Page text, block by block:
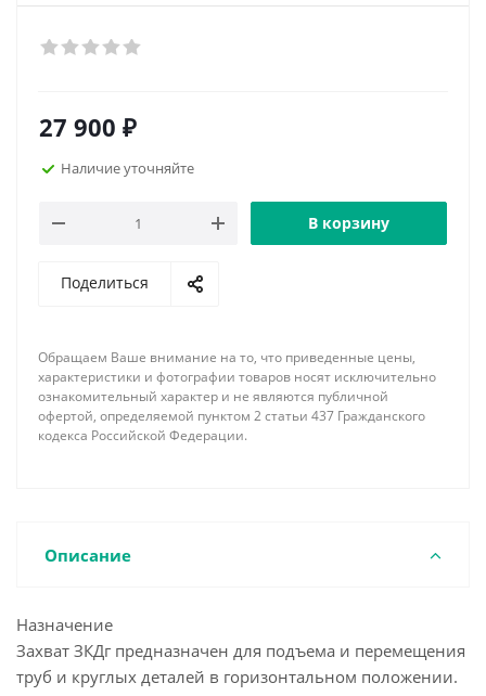
27 900 ₽
Наличие уточняйте
В корзину
Поделиться
Обращаем Ваше внимание на то, что приведенные цены,
характеристики и фотографии товаров носят исключительно
ознакомительный характер и не являются публичной
офертой, определяемой пунктом 2 статьи 437 Гражданского
кодекса Российской Федерации.
Описание
Назначение
Захват ЗКДг предназначен для подъема и перемещения
труб и круглых деталей в горизонтальном положении.